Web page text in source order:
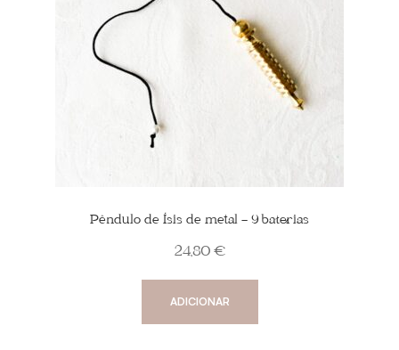
Pêndulo de Ísis de metal – 9 baterias
24,80 €
ADICIONAR